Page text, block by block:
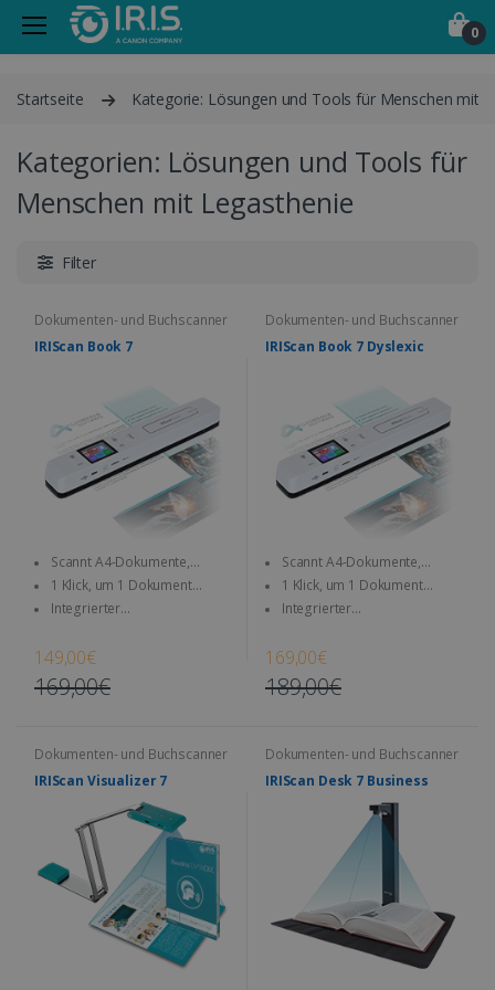
0
Startseite Kategorie: Lösungen und Tools für Menschen mit
Kategorien: Lösungen und Tools für
Menschen mit Legasthenie
Filter
Dokumenten- und Buchscanner
IRIScan Book 7
Bücher, Magazine, Zeitungen ...
direkt auf SD-Karte & Computer
zu scannen
einsetzbar
149,00€
169,00€
Dokumenten- und Buchscanner
IRIScan Book 7 Dyslexic
Bücher, Magazine, Zeitungen ...
direkt auf SD-Karte & Computer
zu scannen
einsetzbar
169,00€
189,00€
Dokumenten- und Buchscanner
IRIScan Visualizer 7
Dokumenten- und Buchscanner
IRIScan Desk 7 Business